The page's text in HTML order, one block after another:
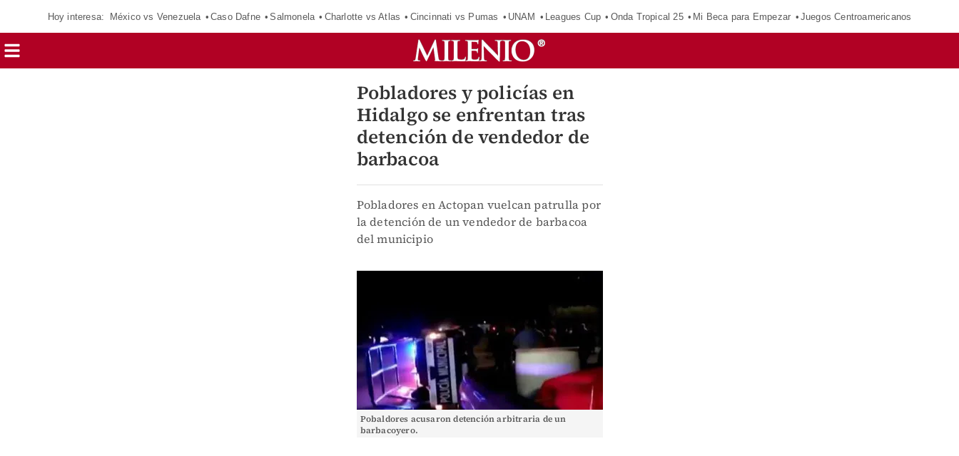
Hoy interesa: México vs Venezuela Caso Dafne Salmonela Charlotte vs Atlas Cincinnati vs Pumas UNAM Leagues Cup Onda Tropical 25 Mi Beca para Empezar Juegos Centroamericanos
Pobladores y policías en
Hidalgo se enfrentan tras
detención de vendedor de
barbacoa
Pobladores en Actopan vuelcan patrulla por
la detención de un vendedor de barbacoa
del municipio
Pobaldores acusaron detención arbitraria de un
barbacoyero.